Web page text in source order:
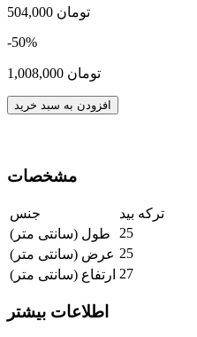
504,000 تومان
-50%
1,008,000 تومان
افزودن به سبد خرید
مشخصات
جنس
ترکه بید
طول (سانتی متر)
25
عرض (سانتی متر) 25
ارتفاع (سانتی متر) 27
اطلاعات بیشتر